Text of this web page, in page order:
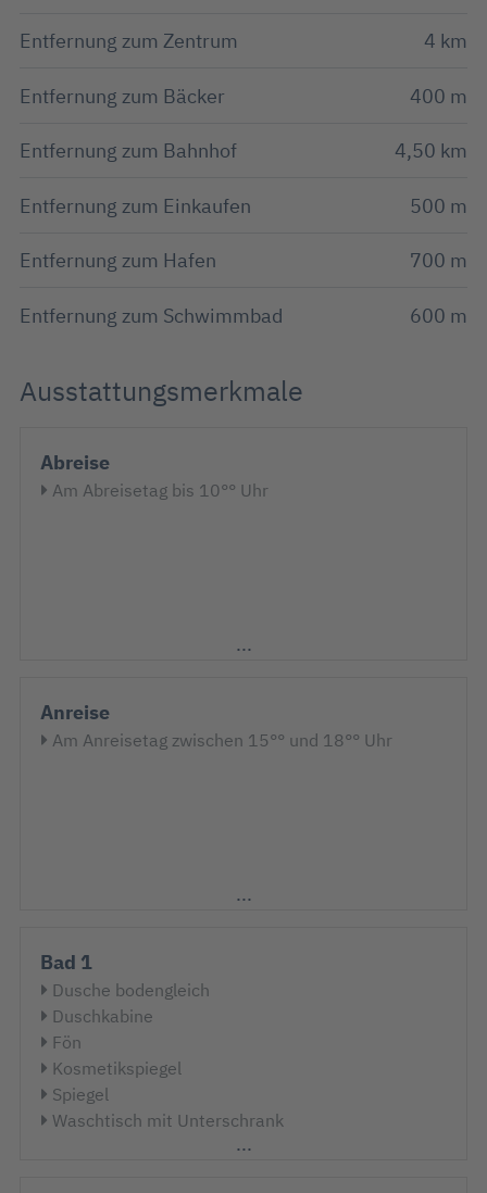
Entfernung zum Zentrum 4 km
Entfernung zum Bäcker 400 m
Entfernung zum Bahnhof 4,50 km
Entfernung zum Einkaufen 500 m
Entfernung zum Hafen 700 m
Entfernung zum Schwimmbad 600 m
Ausstattungsmerkmale
Abreise
Am Abreisetag bis 10°° Uhr
Anreise
Am Anreisetag zwischen 15°° und 18°° Uhr
Bad 1
Dusche bodengleich
Duschkabine
Fön
Kosmetikspiegel
Spiegel
Waschtisch mit Unterschrank